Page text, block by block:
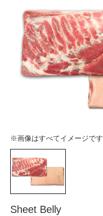
※画像はすべてイメージです
Sheet Belly